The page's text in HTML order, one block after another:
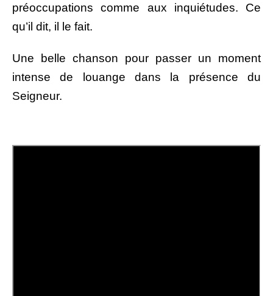
préoccupations comme aux inquiétudes. Ce
qu’il dit, il le fait.
Une belle chanson pour passer un moment
intense de louange dans la présence du
Seigneur.